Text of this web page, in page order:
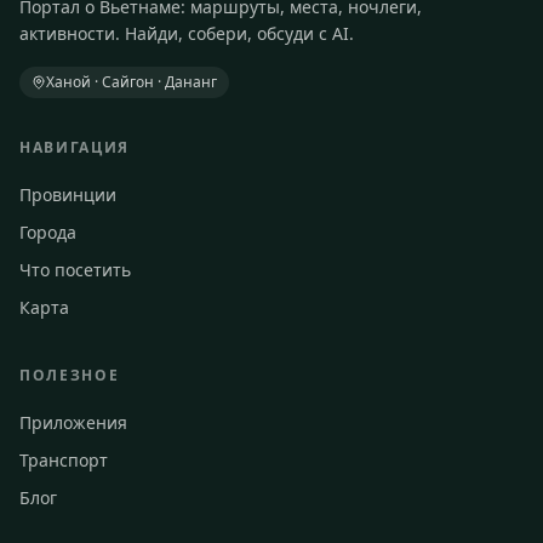
Портал о Вьетнаме: маршруты, места, ночлеги,
активности. Найди, собери, обсуди с AI.
Ханой · Сайгон · Дананг
НАВИГАЦИЯ
Провинции
Города
Что посетить
Карта
ПОЛЕЗНОЕ
Приложения
Транспорт
Блог